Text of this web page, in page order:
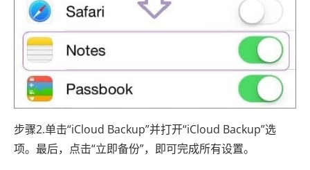
步骤2.单击“iCloud Backup”并打开“iCloud Backup”选
项。最后，点击“立即备份”，即可完成所有设置。